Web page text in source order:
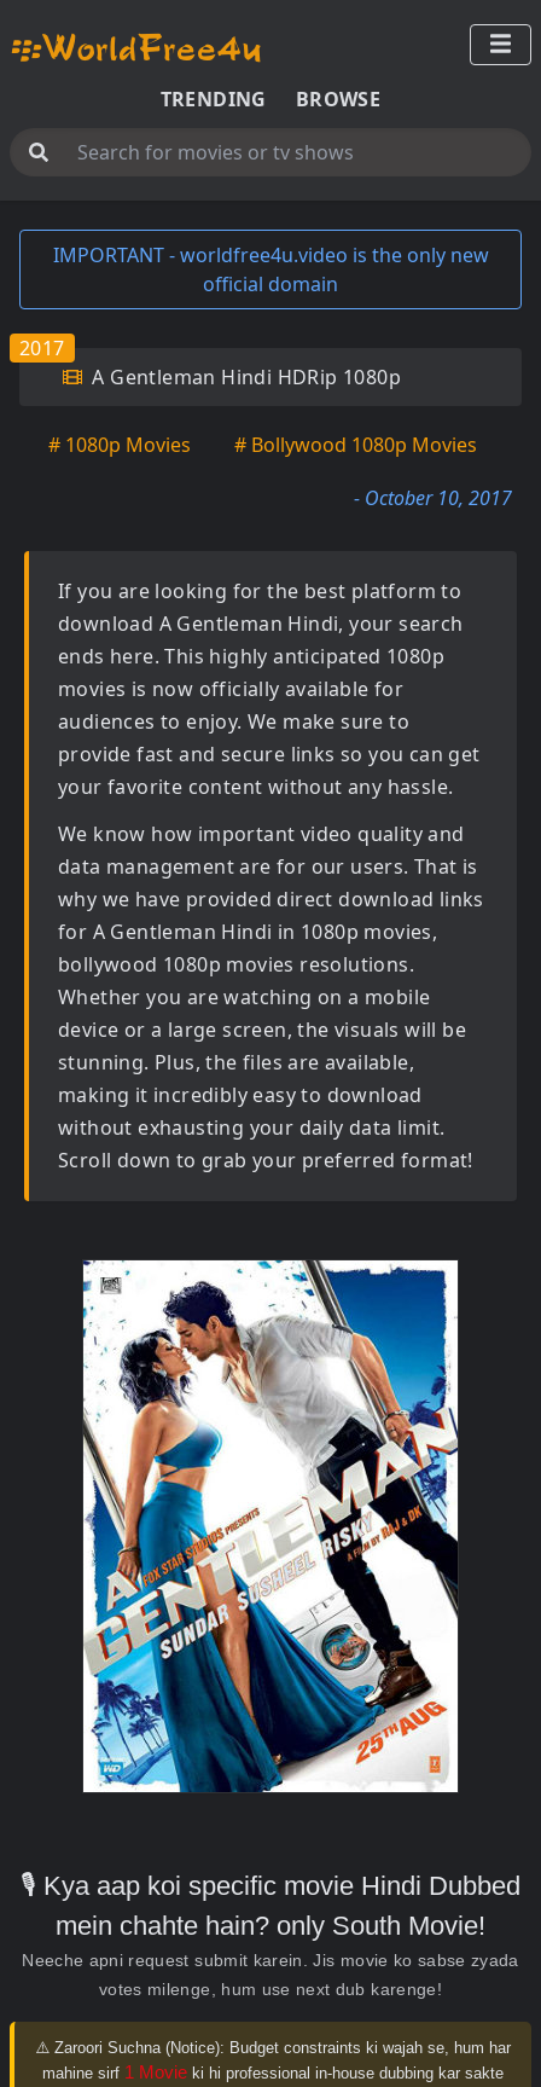
TRENDING BROWSE
IMPORTANT - worldfree4u.video is the only new
official domain
A Gentleman Hindi HDRip 1080p
2017
# 1080p Movies
# Bollywood 1080p Movies
- October 10, 2017
If you are looking for the best platform to
download A Gentleman Hindi, your search
ends here. This highly anticipated 1080p
movies is now officially available for
audiences to enjoy. We make sure to
provide fast and secure links so you can get
your favorite content without any hassle.
We know how important video quality and
data management are for our users. That is
why we have provided direct download links
for A Gentleman Hindi in 1080p movies,
bollywood 1080p movies resolutions.
Whether you are watching on a mobile
device or a large screen, the visuals will be
stunning. Plus, the files are available,
making it incredibly easy to download
without exhausting your daily data limit.
Scroll down to grab your preferred format!
🎙️ Kya aap koi specific movie Hindi Dubbed
mein chahte hain? only South Movie!
Neeche apni request submit karein. Jis movie ko sabse zyada
votes milenge, hum use next dub karenge!
⚠️ Zaroori Suchna (Notice): Budget constraints ki wajah se, hum har
mahine sirf 1 Movie ki hi professional in-house dubbing kar sakte